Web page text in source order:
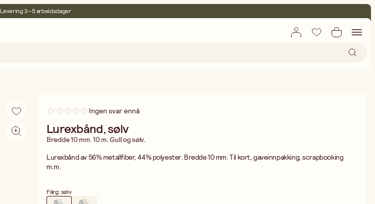
Levering 3–5 arbeidsdager
Ingen svar ennå
Lurexbånd, sølv
Bredde 10 mm. 10 m. Gull og sølv.
Lurexbånd av 56% metallfiber, 44% polyester. Bredde 10 mm. Til kort, gaveinnpakking, scrapbooking
m.m.
Färg: sølv